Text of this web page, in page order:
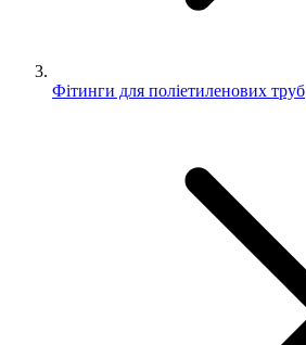
Фітинги для поліетиленових труб